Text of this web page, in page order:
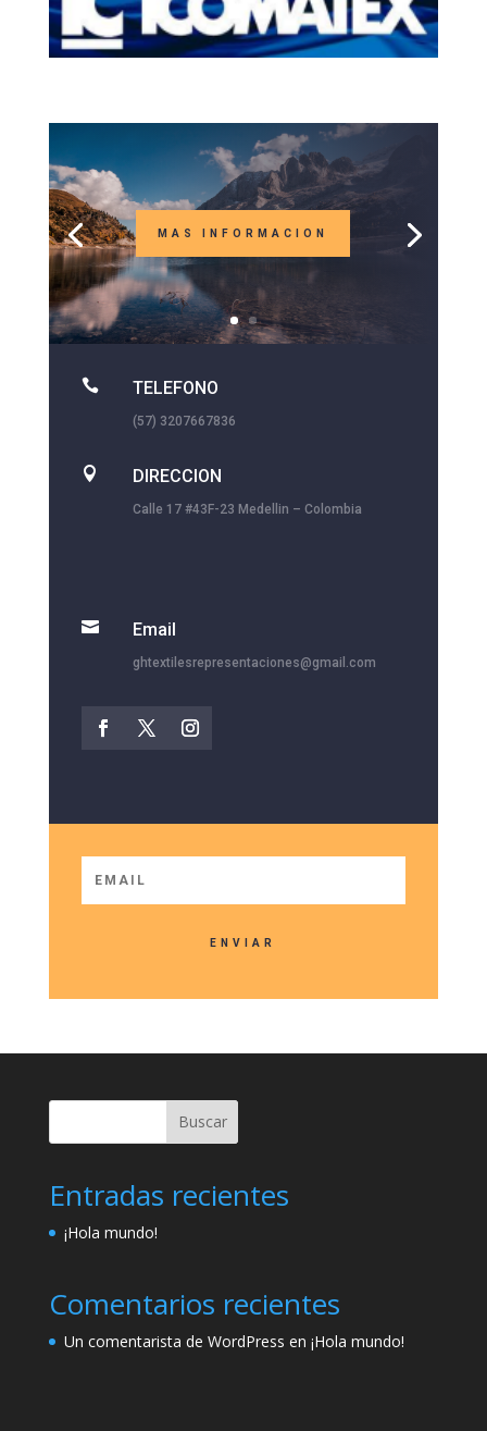
MAS INFORMACION
 TELEFONO
(57) 3207667836
 DIRECCION
Calle 17 #43F-23 Medellin – Colombia
 Email
ghtextilesrepresentaciones@gmail.com
ENVIAR
Buscar
Entradas recientes
¡Hola mundo!
Comentarios recientes
Un comentarista de WordPress en ¡Hola mundo!